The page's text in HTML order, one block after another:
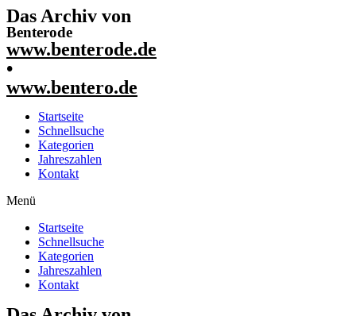
Das Archiv von
Benterode
www.benterode.de
•
www.bentero.de
Startseite
Schnellsuche
Kategorien
Jahreszahlen
Kontakt
Menü
Startseite
Schnellsuche
Kategorien
Jahreszahlen
Kontakt